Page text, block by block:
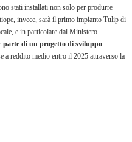
stati installati non solo per produrre
invece, sarà il primo impianto Tulip di
e in particolare dal Ministero
parte di un progetto di sviluppo
a reddito medio entro il 2025 attraverso la